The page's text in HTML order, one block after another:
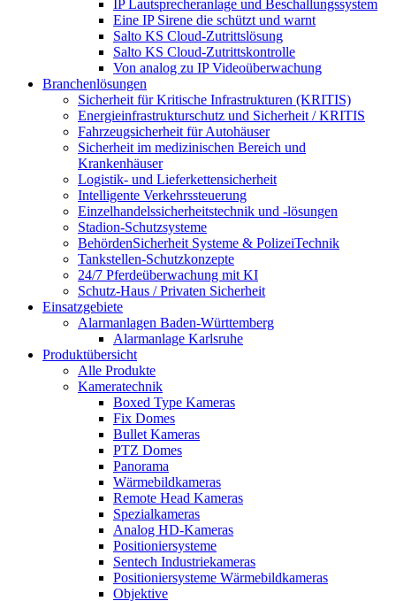
IP Lautsprecheranlage und Beschallungssystem
Eine IP Sirene die schützt und warnt
Salto KS Cloud-Zutrittslösung
Salto KS Cloud-Zutrittskontrolle
Von analog zu IP Videoüberwachung
Branchenlösungen
Sicherheit für Kritische Infrastrukturen (KRITIS)
Energieinfrastrukturschutz und Sicherheit / KRITIS
Fahrzeugsicherheit für Autohäuser
Sicherheit im medizinischen Bereich und
Krankenhäuser
Logistik- und Lieferkettensicherheit
Intelligente Verkehrssteuerung
Einzelhandelssicherheitstechnik und -lösungen
Stadion-Schutzsysteme
BehördenSicherheit Systeme & PolizeiTechnik
Tankstellen-Schutzkonzepte​
24/7 Pferdeüberwachung mit KI
Schutz-Haus / Privaten Sicherheit
Einsatzgebiete
Alarmanlagen Baden-Württemberg
Alarmanlage Karlsruhe
Produktübersicht
Alle Produkte
Kameratechnik
Boxed Type Kameras
Fix Domes
Bullet Kameras
PTZ Domes
Panorama
Wärmebildkameras
Remote Head Kameras
Spezialkameras
Analog HD-Kameras
Positioniersysteme
Sentech Industriekameras
Positioniersysteme Wärmebildkameras
Objektive